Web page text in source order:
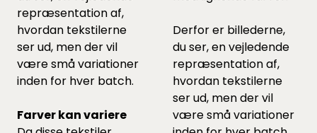
repræsentation af,
hvordan tekstilerne
ser ud, men der vil
være små variationer
inden for hver batch.
Farver kan variere
Derfor er billederne,
du ser, en vejledende
repræsentation af,
hvordan tekstilerne
ser ud, men der vil
være små variationer